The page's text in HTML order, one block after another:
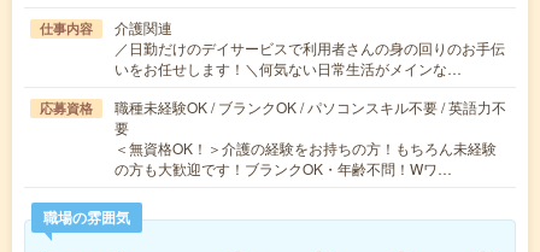
仕事内容
介護関連
／日勤だけのデイサービスで利用者さんの身の回りのお手伝
いをお任せします！＼何気ない日常生活がメインな…
応募資格
職種未経験OK / ブランクOK / パソコンスキル不要 / 英語力不
要
＜無資格OK！＞介護の経験をお持ちの方！もちろん未経験
の方も大歓迎です！ブランクOK・年齢不問！Wワ…
職場の雰囲気